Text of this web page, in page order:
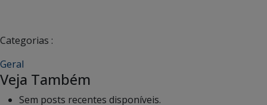
Categorias :
Geral
Veja Também
Sem posts recentes disponíveis.